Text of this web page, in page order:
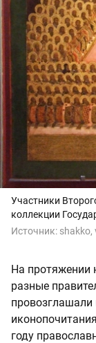
Участники
коллекции
Источник: shakko,
На протяжении
разные
провозглашали
году